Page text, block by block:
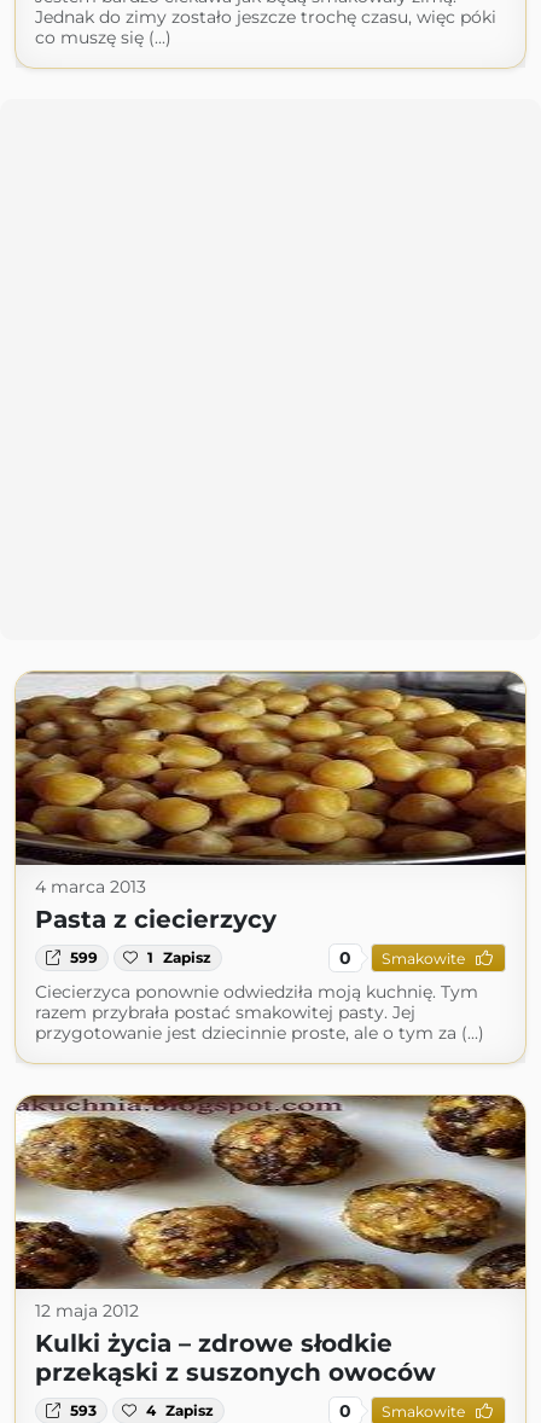
Jednak do zimy zostało jeszcze trochę czasu, więc póki
co muszę się (...)
4 marca 2013
Pasta z ciecierzycy
599 1 Zapisz 0 Smakowite
Ciecierzyca ponownie odwiedziła moją kuchnię. Tym
razem przybrała postać smakowitej pasty. Jej
przygotowanie jest dziecinnie proste, ale o tym za (...)
12 maja 2012
Kulki życia – zdrowe słodkie
przekąski z suszonych owoców
593 4 Zapisz 0 Smakowite